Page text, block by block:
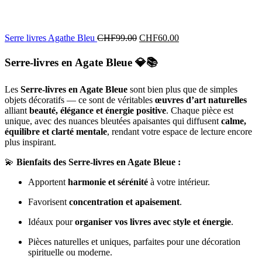
Serre livres Agathe Bleu CHF99.00 CHF60.00
Serre-livres en Agate Bleue 💎📚
Les Serre-livres en Agate Bleue sont bien plus que de simples
objets décoratifs — ce sont de véritables œuvres d’art naturelles
alliant beauté, élégance et énergie positive. Chaque pièce est
unique, avec des nuances bleutées apaisantes qui diffusent calme,
équilibre et clarté mentale, rendant votre espace de lecture encore
plus inspirant.
💫 Bienfaits des Serre-livres en Agate Bleue :
Apportent harmonie et sérénité à votre intérieur.
Favorisent concentration et apaisement.
Idéaux pourorganiser vos livres avec style et énergie.
Pièces naturelles et uniques, parfaites pour une décoration
spirituelle ou moderne.